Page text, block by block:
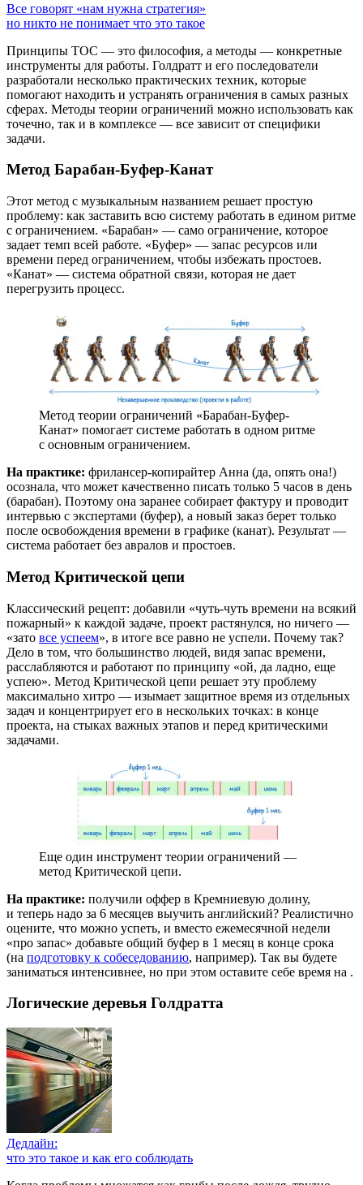
Все говорят «нам нужна стратегия»
но никто не понимает что это такое
Принципы ТОС — это философия, а методы — конкретные
инструменты для работы. Голдратт и его последователи
разработали несколько практических техник, которые
помогают находить и устранять ограничения в самых разных
сферах. Методы теории ограничений можно использовать как
точечно, так и в комплексе — все зависит от специфики
задачи.
Метод Барабан-Буфер-Канат
Этот метод с музыкальным названием решает простую
проблему: как заставить всю систему работать в едином ритме
с ограничением. «Барабан» — само ограничение, которое
задает темп всей работе. «Буфер» — запас ресурсов или
времени перед ограничением, чтобы избежать простоев.
«Канат» — система обратной связи, которая не дает
перегрузить процесс.
Метод теории ограничений «Барабан-Буфер-
Канат» помогает системе работать в одном ритме
с основным ограничением.
На практике: фрилансер-копирайтер Анна (да, опять она!)
осознала, что может качественно писать только 5 часов в день
(барабан). Поэтому она заранее собирает фактуру и проводит
интервью с экспертами (буфер), а новый заказ берет только
после освобождения времени в графике (канат). Результат —
система работает без авралов и простоев.
Метод Критической цепи
Классический рецепт: добавили «чуть-чуть времени на всякий
пожарный» к каждой задаче, проект растянулся, но ничего —
«зато все успеем», в итоге все равно не успели. Почему так?
Дело в том, что большинство людей, видя запас времени,
расслабляются и работают по принципу «ой, да ладно, еще
успею». Метод Критической цепи решает эту проблему
максимально хитро — изымает защитное время из отдельных
задач и концентрирует его в нескольких точках: в конце
проекта, на стыках важных этапов и перед критическими
задачами.
Еще один инструмент теории ограничений —
метод Критической цепи.
На практике: получили оффер в Кремниевую долину,
и теперь надо за 6 месяцев выучить английский? Реалистично
оцените, что можно успеть, и вместо ежемесячной недели
«про запас» добавьте общий буфер в 1 месяц в конце срока
(на подготовку к собеседованию, например). Так вы будете
заниматься интенсивнее, но при этом оставите себе время на .
Логические деревья Голдратта
Дедлайн:
что это такое и как его соблюдать